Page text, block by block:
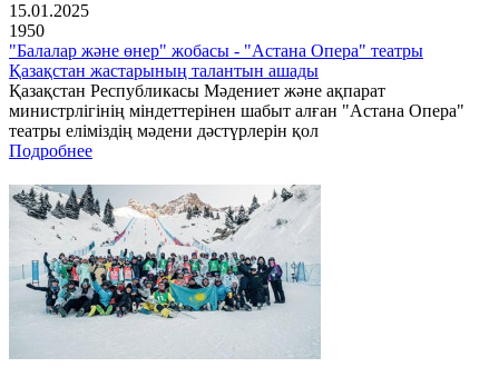
15.01.2025
1950
"Балалар және өнер" жобасы - "Астана Опера" театры
Қазақстан жастарының талантын ашады
Қазақстан Республикасы Мәдениет және ақпарат
министрлігінің міндеттерінен шабыт алған "Астана Опера"
театры еліміздің мәдени дәстүрлерін қол
Подробнее